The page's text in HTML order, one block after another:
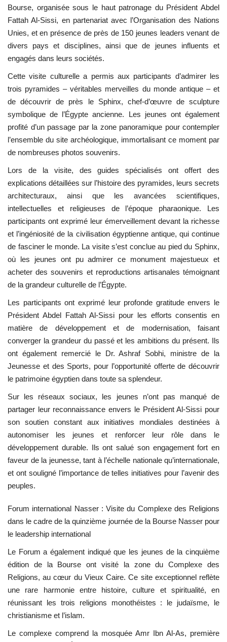
Références
Gallery
Nos Partenaires
opportunités
Language
English Swahili español
French Arabic
Bourse, organisée sous le haut patronage du Président Abdel
Fattah Al-Sissi, en partenariat avec l’Organisation des Nations
Unies, et en présence de près de 150 jeunes leaders venant de
divers pays et disciplines, ainsi que de jeunes influents et
engagés dans leurs sociétés.
Cette visite culturelle a permis aux participants d’admirer les
trois pyramides – véritables merveilles du monde antique – et
de découvrir de près le Sphinx, chef-d’œuvre de sculpture
symbolique de l’Égypte ancienne. Les jeunes ont également
profité d’un passage par la zone panoramique pour contempler
l’ensemble du site archéologique, immortalisant ce moment par
de nombreuses photos souvenirs.
Lors de la visite, des guides spécialisés ont offert des
explications détaillées sur l’histoire des pyramides, leurs secrets
architecturaux, ainsi que les avancées scientifiques,
intellectuelles et religieuses de l’époque pharaonique. Les
participants ont exprimé leur émerveillement devant la richesse
et l’ingéniosité de la civilisation égyptienne antique, qui continue
de fasciner le monde. La visite s’est conclue au pied du Sphinx,
où les jeunes ont pu admirer ce monument majestueux et
acheter des souvenirs et reproductions artisanales témoignant
de la grandeur culturelle de l’Égypte.
Les participants ont exprimé leur profonde gratitude envers le
Président Abdel Fattah Al-Sissi pour les efforts consentis en
matière de développement et de modernisation, faisant
converger la grandeur du passé et les ambitions du présent. Ils
ont également remercié le Dr. Ashraf Sobhi, ministre de la
Jeunesse et des Sports, pour l’opportunité offerte de découvrir
le patrimoine égyptien dans toute sa splendeur.
Sur les réseaux sociaux, les jeunes n’ont pas manqué de
partager leur reconnaissance envers le Président Al-Sissi pour
son soutien constant aux initiatives mondiales destinées à
autonomiser les jeunes et renforcer leur rôle dans le
développement durable. Ils ont salué son engagement fort en
faveur de la jeunesse, tant à l’échelle nationale qu’internationale,
et ont souligné l’importance de telles initiatives pour l’avenir des
peuples.
Forum international Nasser : Visite du Complexe des Religions
dans le cadre de la quinzième journée de la Bourse Nasser pour
le leadership international
Le Forum a également indiqué que les jeunes de la cinquième
édition de la Bourse ont visité la zone du Complexe des
Religions, au cœur du Vieux Caire. Ce site exceptionnel reflète
une rare harmonie entre histoire, culture et spiritualité, en
réunissant les trois religions monothéistes : le judaïsme, le
christianisme et l’islam.
Le complexe comprend la mosquée Amr Ibn Al-As, première